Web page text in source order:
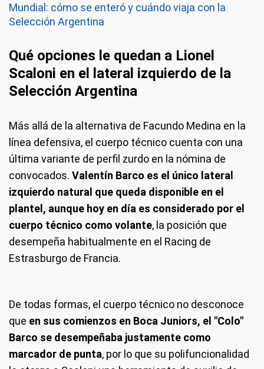
Mundial: cómo se enteró y cuándo viaja con la
Selección Argentina
Qué opciones le quedan a Lionel
Scaloni en el lateral izquierdo de la
Selección Argentina
Más allá de la alternativa de Facundo Medina en la
línea defensiva, el cuerpo técnico cuenta con una
última variante de perfil zurdo en la nómina de
convocados. Valentín Barco es el único lateral
izquierdo natural que queda disponible en el
plantel, aunque hoy en día es considerado por el
cuerpo técnico como volante, la posición que
desempeña habitualmente en el Racing de
Estrasburgo de Francia.
De todas formas, el cuerpo técnico no desconoce
que en sus comienzos en Boca Juniors, el "Colo"
Barco se desempeñaba justamente como
marcador de punta, por lo que su polifuncionalidad